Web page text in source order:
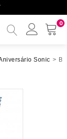
0
Minha
Sonic >